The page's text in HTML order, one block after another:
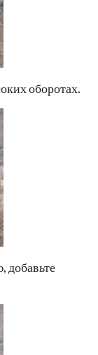
оборотах.
добавьте